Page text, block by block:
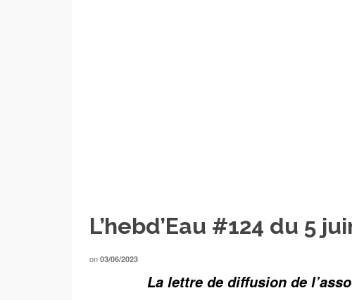
L’hebd’Eau #124 du 5
on 03/06/2023
La lettre de diffusion de